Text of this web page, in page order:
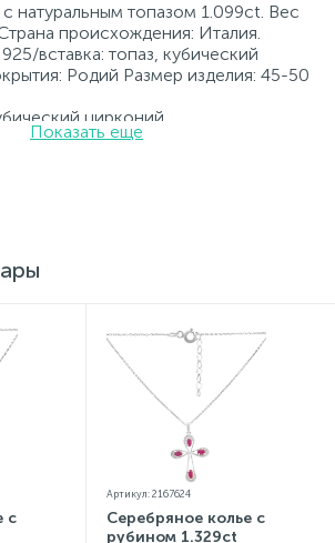
натуральным топазом 1.099ct. Вес
происхождения: Италия.
вставка: топаз, кубический
Родий Размер изделия: 45-50
цирконий.
дольше сохраняют свое
ювелирному украшению
с указанием всех
от реальных из-за
экрана
Показать еще
с
Артикул: 2167624
Серебряное колье с
рубином 1.329ct